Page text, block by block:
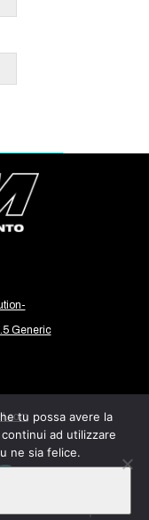
Generic
tu possa avere la
ad utilizzare
ne sia felice.